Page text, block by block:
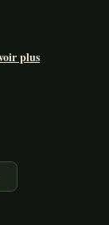
plus